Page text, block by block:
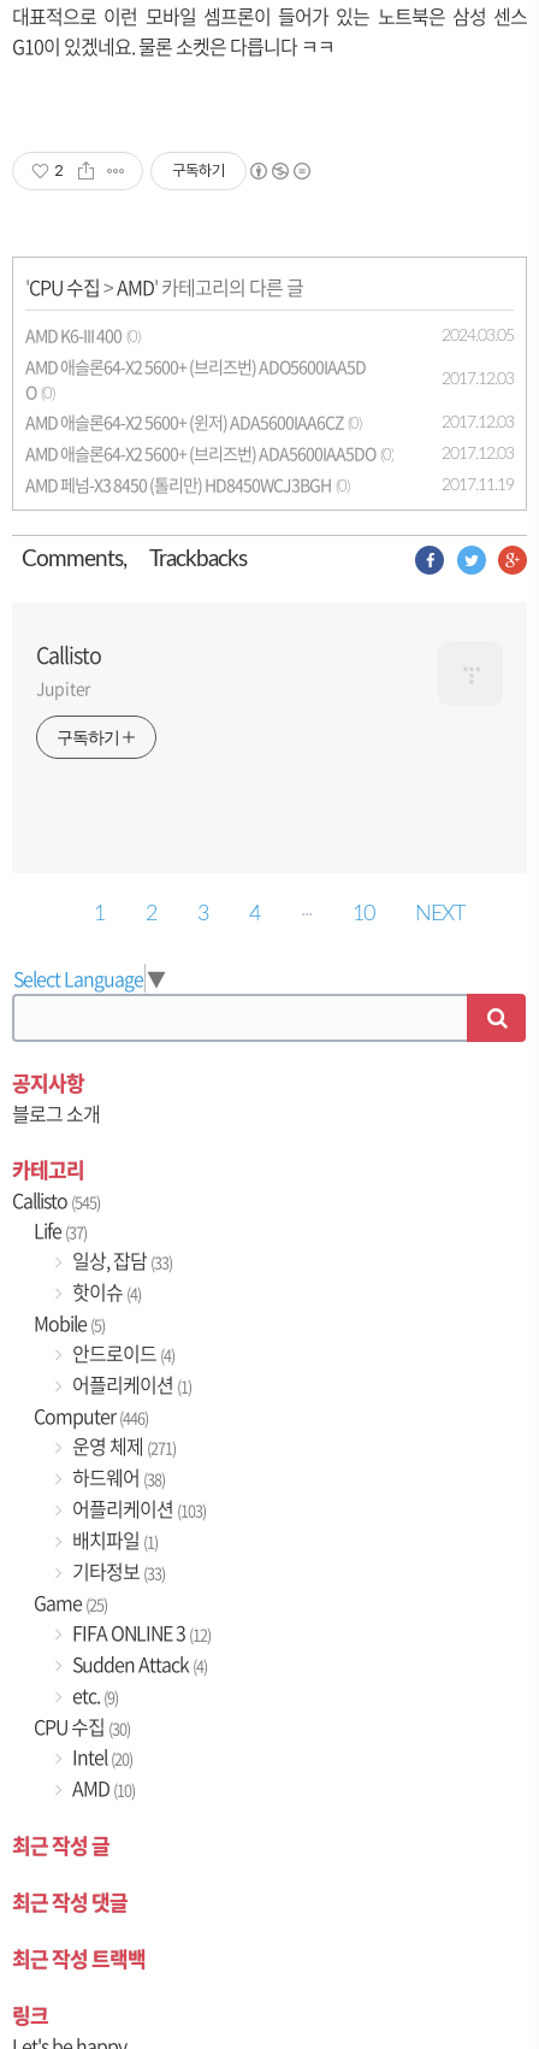
대표적으로 이런 모바일 셈프론이 들어가 있는 노트북은 삼성 센스
G10이 있겠네요. 물론 소켓은 다릅니다 ㅋㅋ
2 구독하기
'CPU 수집>AMD' 카테고리의 다른 글
AMD K6-III 400 (0) 2024.03.05
AMD 애슬론64-X2 5600+ (브리즈번) ADO5600IAA5D
O (0)
2017.12.03
AMD 애슬론64-X2 5600+ (윈저) ADA5600IAA6CZ (0) 2017.12.03
AMD 애슬론64-X2 5600+ (브리즈번) ADA5600IAA5DO (0) 2017.12.03
AMD 페넘-X3 8450 (톨리만) HD8450WCJ3BGH (0) 2017.11.19
Comments, Trackbacks
Callisto
Jupiter
구독하기
1 2 3 4 ··· 10 NEXT
Select Language▼
공지사항
블로그 소개
카테고리
Callisto (545)
Life (37)
일상, 잡담 (33)
핫이슈 (4)
Mobile (5)
안드로이드 (4)
어플리케이션 (1)
Computer(446)
운영 체제 (271)
하드웨어 (38)
어플리케이션 (103)
배치파일 (1)
기타정보 (33)
Game (25)
FIFA ONLINE 3 (12)
Sudden Attack (4)
etc. (9)
CPU 수집 (30)
Intel(20)
AMD (10)
최근 작성 글
최근 작성 댓글
최근 작성 트랙백
링크